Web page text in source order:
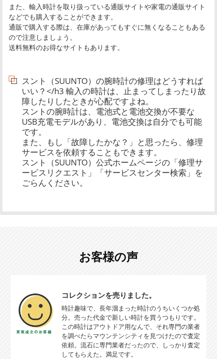
また、輸入時計を取り扱っている通販サイトや家電の通販サイト
などでも購入することができます。
通販で購入する際は、在庫があってもすぐに無くなることもある
ので注意しましょう。
送料無料のお得なサイトもあります。
スント（SUUNTO）の腕時計の修理はどうすれば
いい？</h3 輸入の時計は、止まってしまったり故
障したりしたときが心配ですよね。
スントの腕時計は、電池式と電池交換が不要な
USB充電モデルがあり、電池交換は自分でも可能
です。
また、もし「故障したかな？」と思ったら、修理
サービスを依頼することもできます。
スント（SUUNTO）公式ホームページの「修理サ
ービスリクエスト」「サービスセンター検索」を
ごらんください。
お客様の声
コレクションを売りました。
時計趣味で、長年溜まった時計のうちいくつか処
分。売った代金で新しい時計を買うつもりです。
この時計はアウトドア用なんで、それ専門の業者
を調べたらマウンテンシティを見つけたので査定
依頼。流石に専門業者だったので、しっかり査定
してもらえた。満足です。